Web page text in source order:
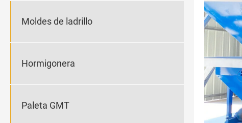
Moldes de ladrillo
Hormigonera
Paleta GMT